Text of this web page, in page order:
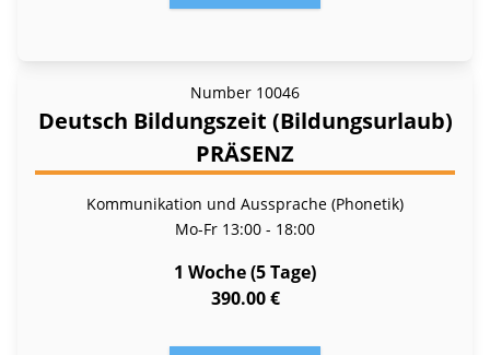
Number 10046
Deutsch Bildungszeit (Bildungsurlaub)
PRÄSENZ
Kommunikation und Aussprache (Phonetik)
Mo-Fr 13:00 - 18:00
1 Woche (5 Tage)
390.00 €